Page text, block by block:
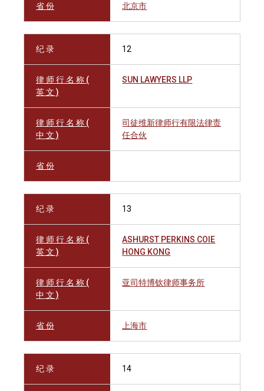
省 份 北京市
纪 录 12
律 师 行 名 称 (
英 文 )
SUN LAWYERS LLP
律 师 行 名 称 (
中 文 )
司徒维新律师行有限法律责
任合伙
省 份
纪 录 13
律 师 行 名 称 (
英 文 )
ASHURST PERKINS COIE
HONG KONG
律 师 行 名 称 (
中 文 )
亚司特博钦律师事务所
省 份 上海市
纪 录 14